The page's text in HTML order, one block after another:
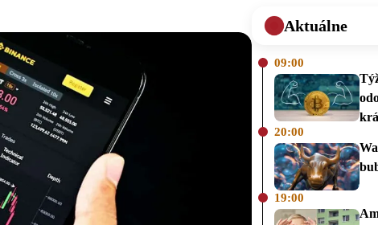
Aktuálne
09:00
20:00
19:00